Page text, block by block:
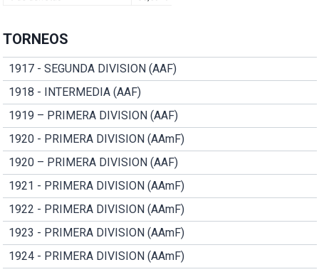
TORNEOS
1917 - SEGUNDA DIVISION (AAF)
1918 - INTERMEDIA (AAF)
1919 – PRIMERA DIVISION (AAF)
1920 - PRIMERA DIVISION (AAmF)
1920 – PRIMERA DIVISION (AAF)
1921 - PRIMERA DIVISION (AAmF)
1922 - PRIMERA DIVISION (AAmF)
1923 - PRIMERA DIVISION (AAmF)
1924 - PRIMERA DIVISION (AAmF)